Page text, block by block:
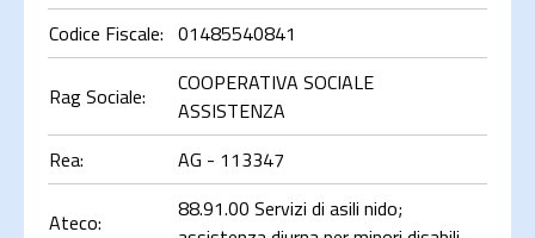
Codice Fiscale: 01485540841
Rag Sociale:
COOPERATIVA SOCIALE
ASSISTENZA
Rea:
AG - 113347
Ateco:
88.91.00 Servizi di asili nido;